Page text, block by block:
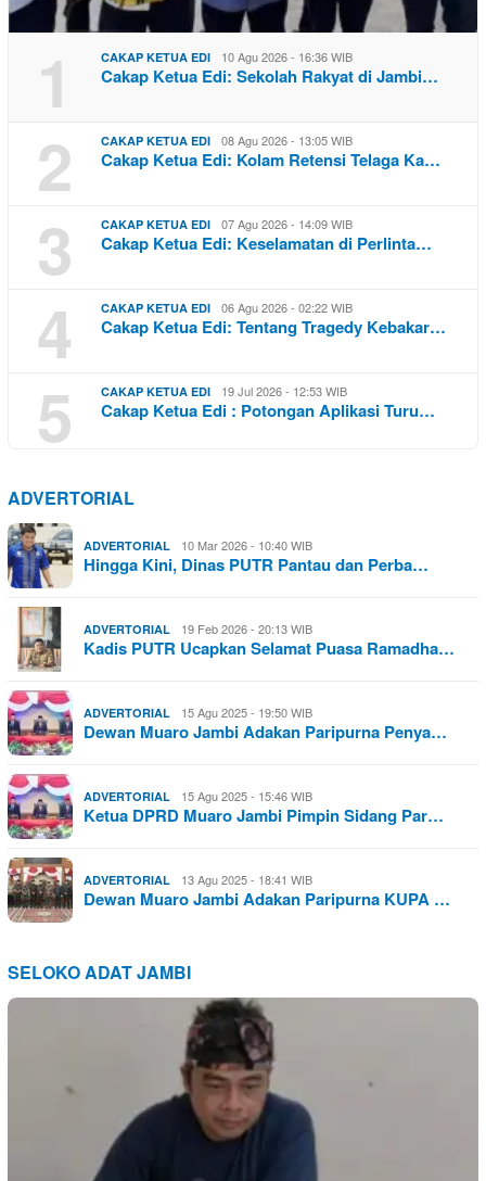
1 CAKAP KETUA EDI 10 Agu 2026 - 16:36 WIB
Cakap Ketua Edi: Sekolah Rakyat di Jambi…
2 CAKAP KETUA EDI 08 Agu 2026 - 13:05 WIB
Cakap Ketua Edi: Kolam Retensi Telaga Ka…
3 CAKAP KETUA EDI 07 Agu 2026 - 14:09 WIB
Cakap Ketua Edi: Keselamatan di Perlinta…
4 CAKAP KETUA EDI 06 Agu 2026 - 02:22 WIB
Cakap Ketua Edi: Tentang Tragedy Kebakar…
5 CAKAP KETUA EDI 19 Jul 2026 - 12:53 WIB
Cakap Ketua Edi : Potongan Aplikasi Turu…
ADVERTORIAL
ADVERTORIAL 10 Mar 2026 - 10:40 WIB
Hingga Kini, Dinas PUTR Pantau dan Perba…
ADVERTORIAL 19 Feb 2026 - 20:13 WIB
Kadis PUTR Ucapkan Selamat Puasa Ramadha…
ADVERTORIAL 15 Agu 2025 - 19:50 WIB
Dewan Muaro Jambi Adakan Paripurna Penya…
ADVERTORIAL 15 Agu 2025 - 15:46 WIB
Ketua DPRD Muaro Jambi Pimpin Sidang Par…
ADVERTORIAL 13 Agu 2025 - 18:41 WIB
Dewan Muaro Jambi Adakan Paripurna KUPA …
SELOKO ADAT JAMBI